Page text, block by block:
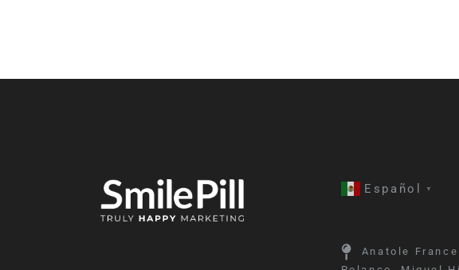
Español ▼
Anatole France